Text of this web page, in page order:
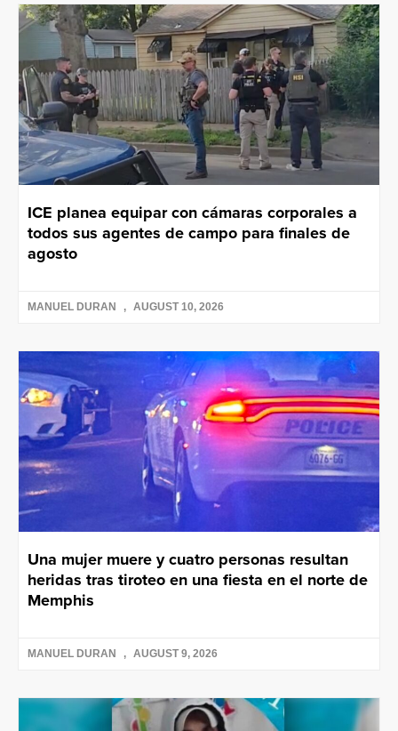
ICE planea equipar con cámaras corporales a
todos sus agentes de campo para finales de
agosto
MANUEL DURAN AUGUST 10, 2026
Una mujer muere y cuatro personas resultan
heridas tras tiroteo en una fiesta en el norte de
Memphis
MANUEL DURAN AUGUST 9, 2026